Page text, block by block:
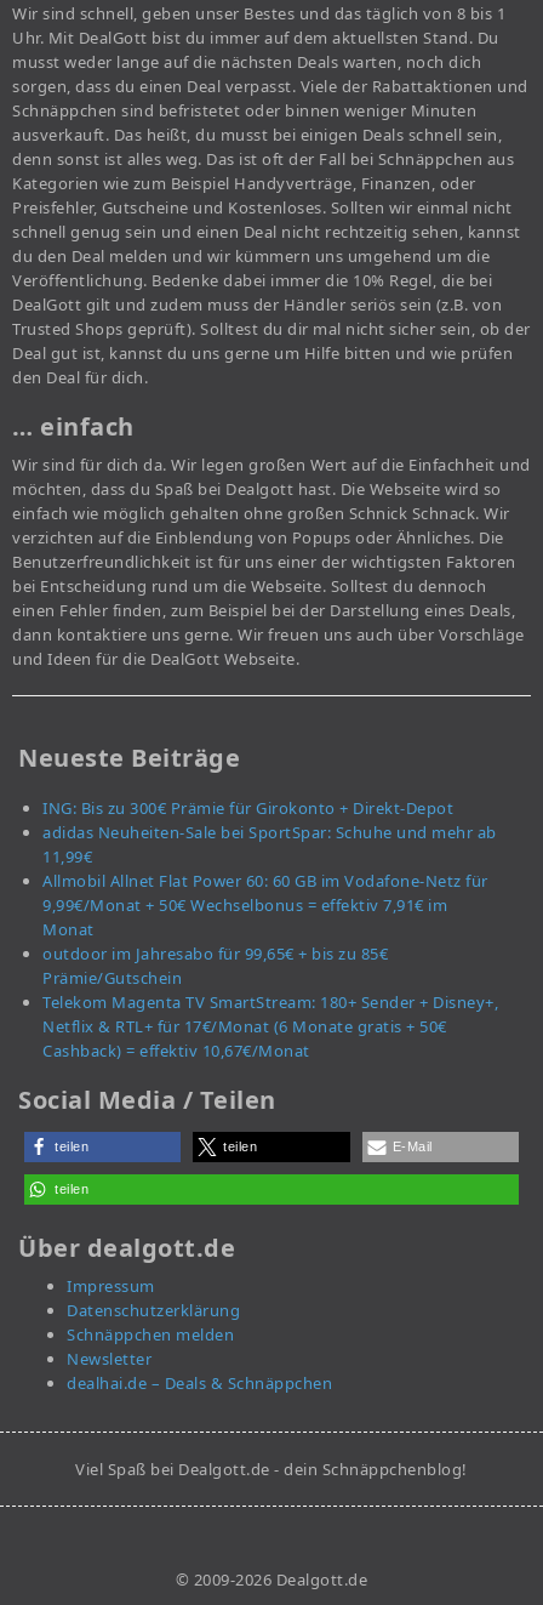
Wir sind schnell, geben unser Bestes und das täglich von 8 bis 1
Uhr. Mit DealGott bist du immer auf dem aktuellsten Stand. Du
musst weder lange auf die nächsten Deals warten, noch dich
sorgen, dass du einen Deal verpasst. Viele der Rabattaktionen und
Schnäppchen sind befristetet oder binnen weniger Minuten
ausverkauft. Das heißt, du musst bei einigen Deals schnell sein,
denn sonst ist alles weg. Das ist oft der Fall bei Schnäppchen aus
Kategorien wie zum Beispiel Handyverträge, Finanzen, oder
Preisfehler, Gutscheine und Kostenloses. Sollten wir einmal nicht
schnell genug sein und einen Deal nicht rechtzeitig sehen, kannst
du den Deal melden und wir kümmern uns umgehend um die
Veröffentlichung. Bedenke dabei immer die 10% Regel, die bei
DealGott gilt und zudem muss der Händler seriös sein (z.B. von
Trusted Shops geprüft). Solltest du dir mal nicht sicher sein, ob der
Deal gut ist, kannst du uns gerne um Hilfe bitten und wie prüfen
den Deal für dich.
… einfach
Wir sind für dich da. Wir legen großen Wert auf die Einfachheit und
möchten, dass du Spaß bei Dealgott hast. Die Webseite wird so
einfach wie möglich gehalten ohne großen Schnick Schnack. Wir
verzichten auf die Einblendung von Popups oder Ähnliches. Die
Benutzerfreundlichkeit ist für uns einer der wichtigsten Faktoren
bei Entscheidung rund um die Webseite. Solltest du dennoch
einen Fehler finden, zum Beispiel bei der Darstellung eines Deals,
dann kontaktiere uns gerne. Wir freuen uns auch über Vorschläge
und Ideen für die DealGott Webseite.
Neueste Beiträge
ING: Bis zu 300€ Prämie für Girokonto + Direkt-Depot
adidas Neuheiten-Sale bei SportSpar: Schuhe und mehr ab
11,99€
Allmobil Allnet Flat Power 60: 60 GB im Vodafone-Netz für
9,99€/Monat + 50€ Wechselbonus = effektiv 7,91€ im
Monat
outdoor im Jahresabo für 99,65€ + bis zu 85€
Prämie/Gutschein
Telekom Magenta TV SmartStream: 180+ Sender + Disney+,
Netflix & RTL+ für 17€/Monat (6 Monate gratis + 50€
Cashback) = effektiv 10,67€/Monat
Social Media / Teilen
teilen teilen E-Mail
teilen
Über dealgott.de
Impressum
Datenschutzerklärung
Schnäppchen melden
Newsletter
dealhai.de – Deals & Schnäppchen
Viel Spaß bei Dealgott.de - dein Schnäppchenblog!
© 2009-2026 Dealgott.de